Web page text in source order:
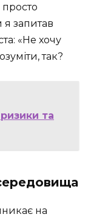
я запитав
«Не хочу
так?
та
на